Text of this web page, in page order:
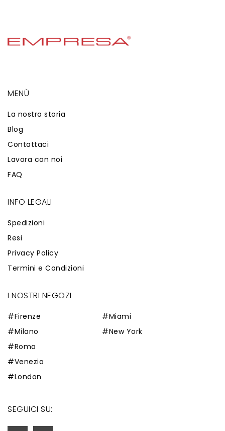
MENÙ
La nostra storia
Blog
Contattaci
Lavora con noi
FAQ
INFO LEGALI
Spedizioni
Resi
Privacy Policy
Termini e Condizioni
I NOSTRI NEGOZI
#Firenze
#Milano
#Roma
#Venezia
#London
#Miami
#New York
SEGUICI SU: